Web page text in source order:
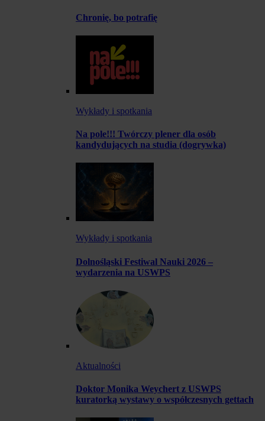
Chronię, bo potrafię
Wykłady i spotkania
Na pole!!! Twórczy plener dla osób
kandydujących na studia (dogrywka)
Wykłady i spotkania
Dolnośląski Festiwal Nauki 2026 –
wydarzenia na USWPS
Aktualności
Doktor Monika Weychert z USWPS
kuratorką wystawy o współczesnych gettach